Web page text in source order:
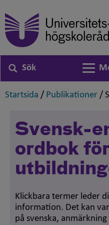
Sök
Växla
Startsida ,
/ Publikationer ,
/
Svensk-
ordbok
Klickbara termer leder
information. Det kan
på svenska,